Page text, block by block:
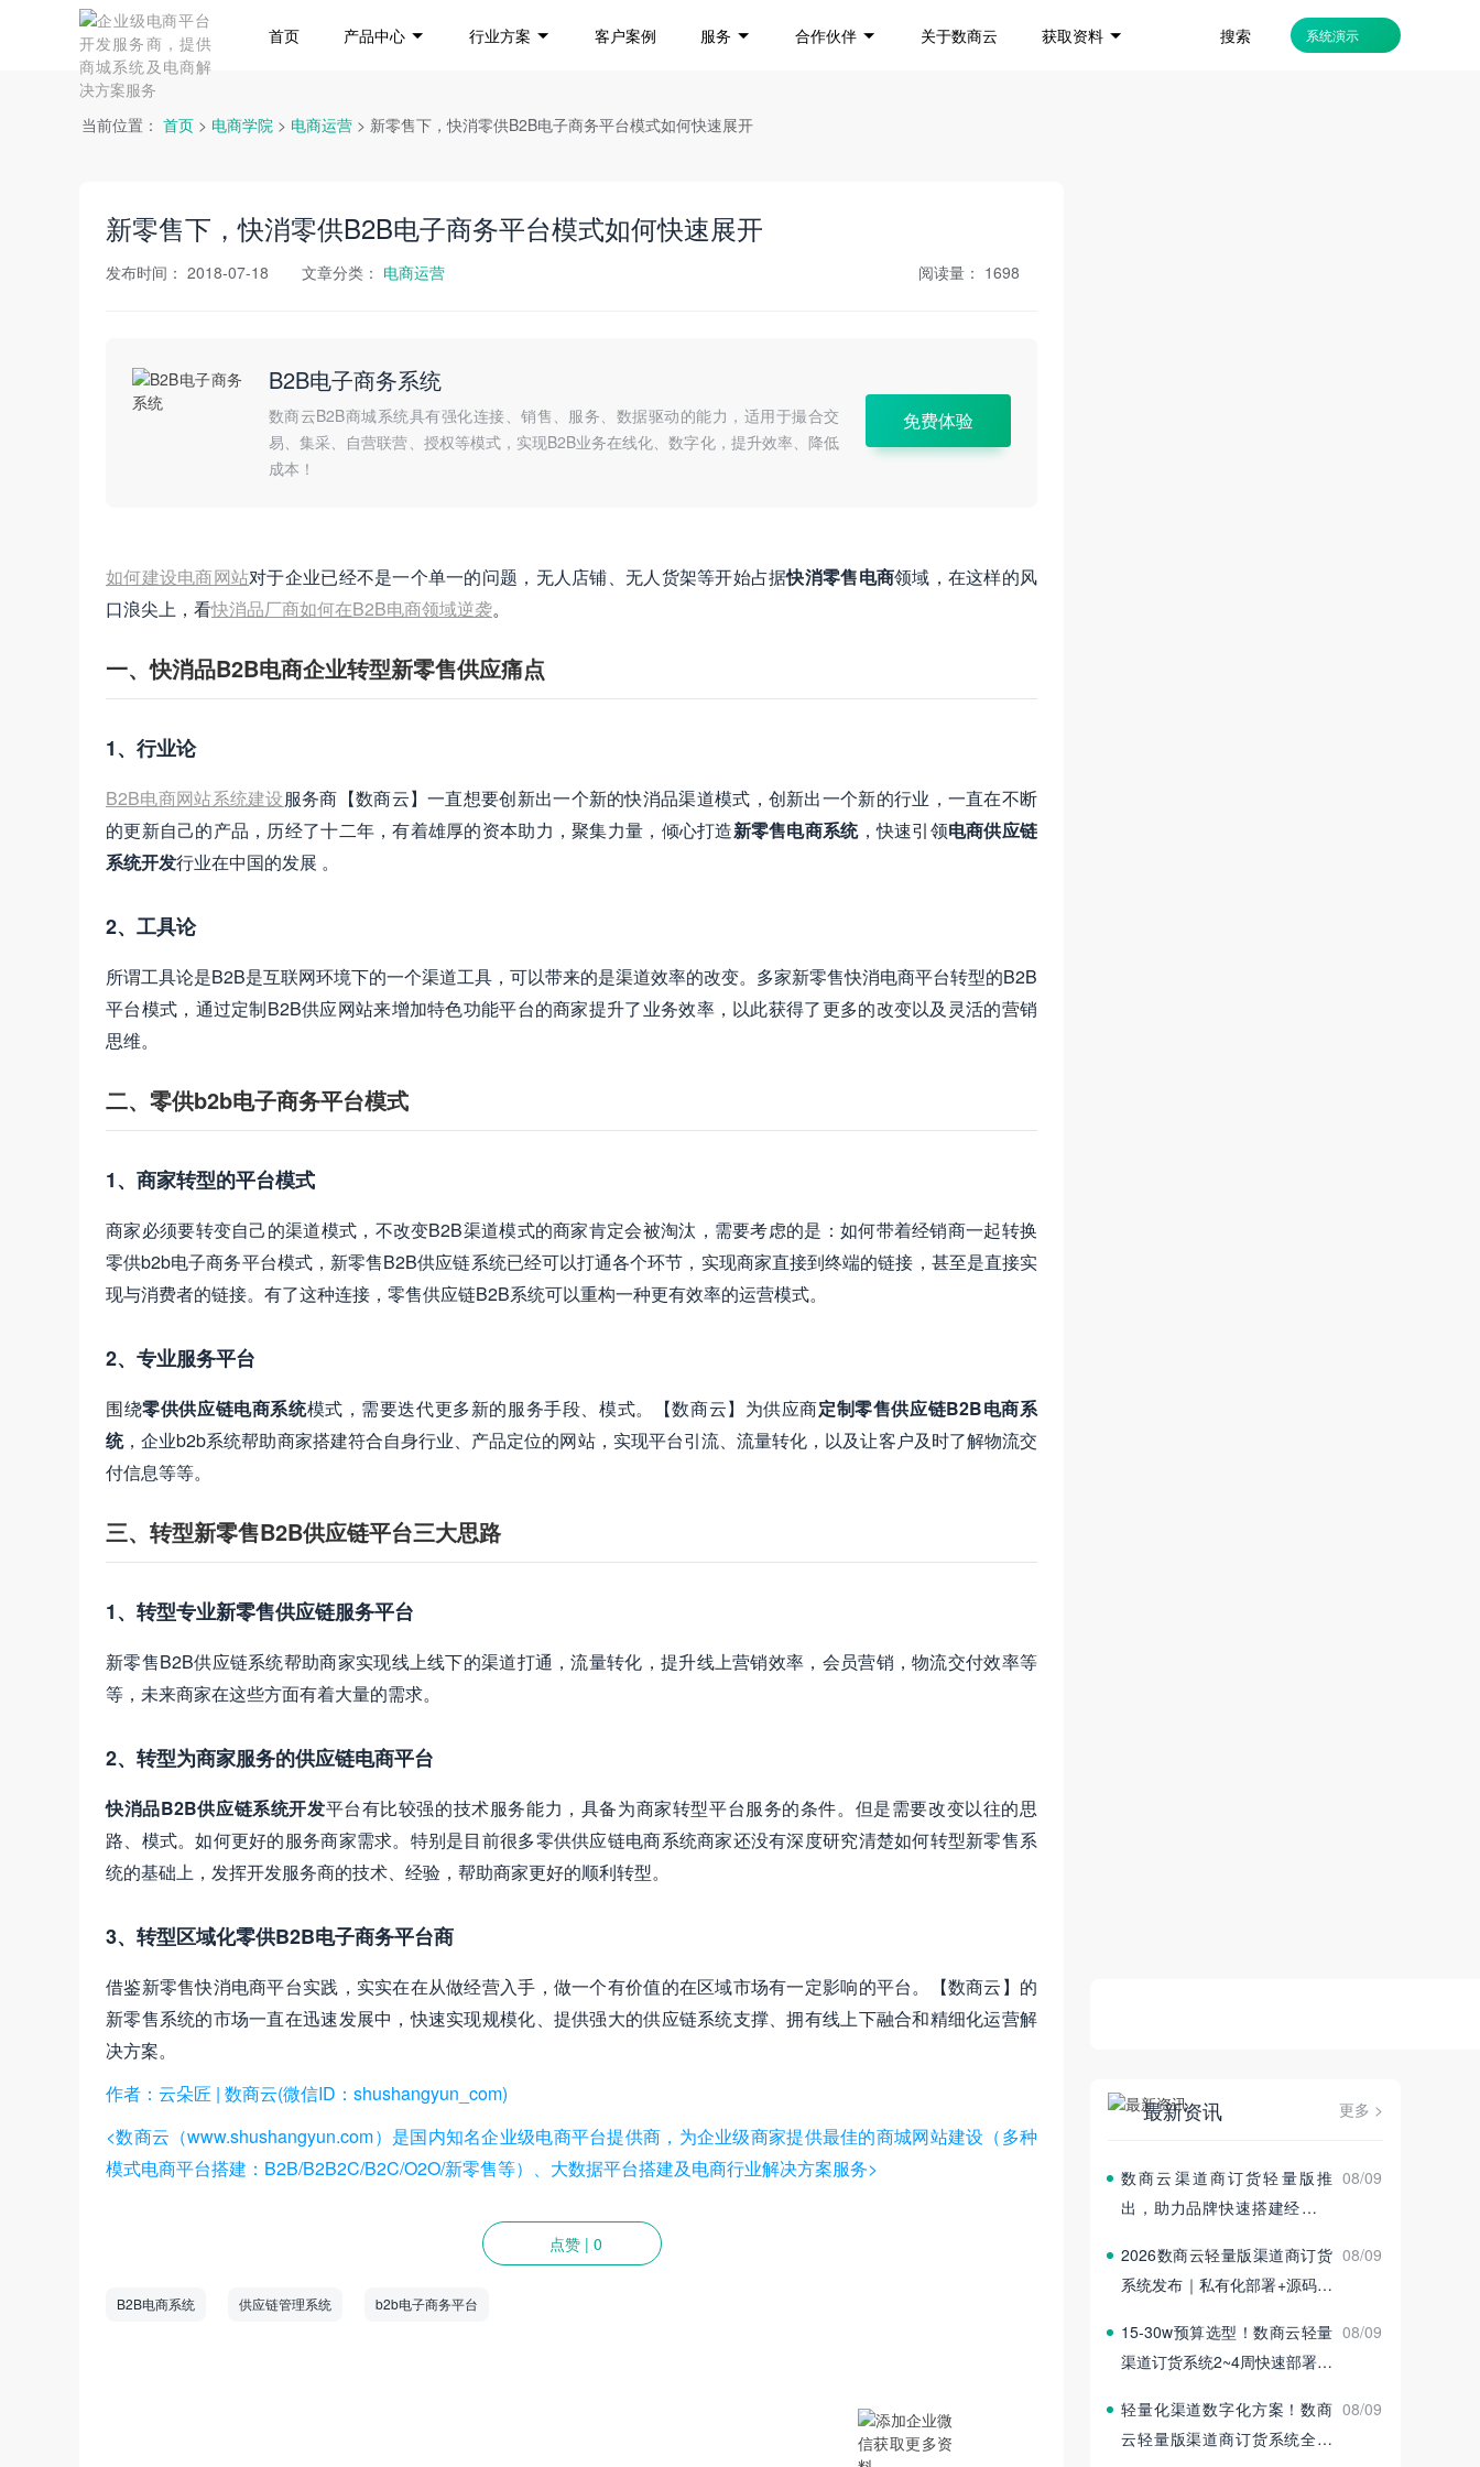
首页 产品中心 行业方案 客户案例 服务 合作伙伴 关于数商云 获取资料 搜索 系统演示
当前位置： 首页 > 电商学院 > 电商运营 > 新零售下，快消零供B2B电子商务平台模式如何快速展开
新零售下，快消零供B2B电子商务平台模式如何快速展开
发布时间： 2018-07-18 文章分类： 电商运营 阅读量： 1698
B2B电子商务系统
数商云B2B商城系统具有强化连接、销售、服务、数据驱动的能力，适用于撮合交
易、集采、自营联营、授权等模式，实现B2B业务在线化、数字化，提升效率、降低
成本！
免费体验
如何建设电商网站对于企业已经不是一个单一的问题，无人店铺、无人货架等开始占据快消零售电商领域，在这样的风
口浪尖上，看快消品厂商如何在B2B电商领域逆袭。
一、快消品B2B电商企业转型新零售供应痛点
1、行业论
B2B电商网站系统建设服务商【数商云】一直想要创新出一个新的快消品渠道模式，创新出一个新的行业，一直在不断
的更新自己的产品，历经了十二年，有着雄厚的资本助力，聚集力量，倾心打造新零售电商系统，快速引领电商供应链
系统开发行业在中国的发展 。
2、工具论
所谓工具论是B2B是互联网环境下的一个渠道工具，可以带来的是渠道效率的改变。多家新零售快消电商平台转型的B2B
平台模式，通过定制B2B供应网站来增加特色功能平台的商家提升了业务效率，以此获得了更多的改变以及灵活的营销
思维。
二、零供b2b电子商务平台模式
1、商家转型的平台模式
商家必须要转变自己的渠道模式，不改变B2B渠道模式的商家肯定会被淘汰，需要考虑的是：如何带着经销商一起转换
零供b2b电子商务平台模式，新零售B2B供应链系统已经可以打通各个环节，实现商家直接到终端的链接，甚至是直接实
现与消费者的链接。有了这种连接，零售供应链B2B系统可以重构一种更有效率的运营模式。
2、专业服务平台
围绕零供供应链电商系统模式，需要迭代更多新的服务手段、模式。【数商云】为供应商定制零售供应链B2B电商系
统，企业b2b系统帮助商家搭建符合自身行业、产品定位的网站，实现平台引流、流量转化，以及让客户及时了解物流交
付信息等等。
三、转型新零售B2B供应链平台三大思路
1、转型专业新零售供应链服务平台
新零售B2B供应链系统帮助商家实现线上线下的渠道打通，流量转化，提升线上营销效率，会员营销，物流交付效率等
等，未来商家在这些方面有着大量的需求。
2、转型为商家服务的供应链电商平台
快消品B2B供应链系统开发平台有比较强的技术服务能力，具备为商家转型平台服务的条件。但是需要改变以往的思
路、模式。如何更好的服务商家需求。特别是目前很多零供供应链电商系统商家还没有深度研究清楚如何转型新零售系
统的基础上，发挥开发服务商的技术、经验，帮助商家更好的顺利转型。
3、转型区域化零供B2B电子商务平台商
借鉴新零售快消电商平台实践，实实在在从做经营入手，做一个有价值的在区域市场有一定影响的平台。【数商云】的
新零售系统的市场一直在迅速发展中，快速实现规模化、提供强大的供应链系统支撑、拥有线上下融合和精细化运营解
决方案。
作者：云朵匠 | 数商云(微信ID：shushangyun_com)
<数商云（www.shushangyun.com）是国内知名企业级电商平台提供商，为企业级商家提供最佳的商城网站建设（多种
模式电商平台搭建：B2B/B2B2C/B2C/O2O/新零售等）、大数据平台搭建及电商行业解决方案服务>
点赞 | 0
B2B电商系统 供应链管理系统 b2b电子商务平台
最新资讯 更多 >
数商云渠道商订货轻量版推
出，助力品牌快速搭建经销商
08/09
2026数商云轻量版渠道商订货
系统发布｜私有化部署+源码交
08/09
15‑30w预算选型！数商云轻量
渠道订货系统2~4周快速部署上
08/09
轻量化渠道数字化方案！数商
云轻量版渠道商订货系统全新
08/09